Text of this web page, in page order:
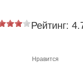
Рейтинг:
Нравится